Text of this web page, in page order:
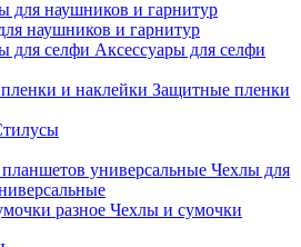
наушников и гарнитур
Аксессуары для селфи
Защитные пленки
Чехлы для
Чехлы и сумочки